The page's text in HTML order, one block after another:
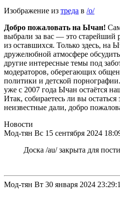
Изображение из треда в /o/
Добро пожаловать на Ычан!
выбрали за вас — это старейший
из оставшихся. Только здесь, на
дружелюбной атмосфере
другие интересные темы под
модераторов, оберегающих
политики и детской
уже с 2007 года Ычан остаётся
Итак, собираетесь ли вы
неизвестные дали, добро
Новости
Мод-тян Вс 15 сентября 2024
Доска /au/ закрыта для
Мод-тян Вт 30 января 2024